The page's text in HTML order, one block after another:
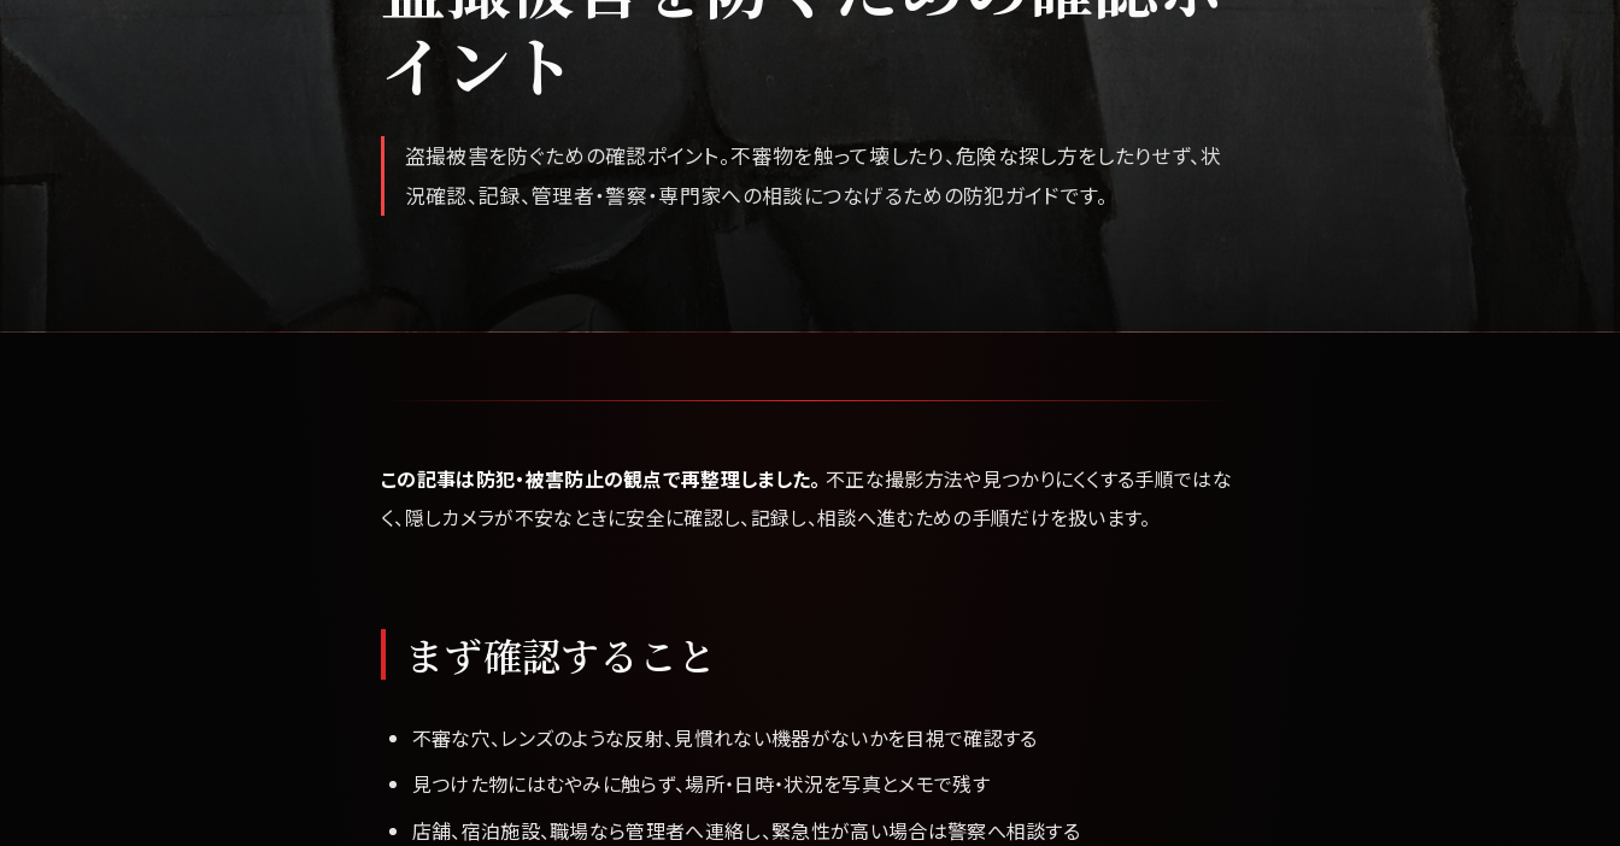
イント
盗撮被害を防ぐための確認ポイント。不審物を触って壊したり、危険な探し方をしたりせず、状
況確認、記録、管理者・警察・専門家への相談につなげるための防犯ガイドです。
この記事は防犯・被害防止の観点で再整理しました。 不正な撮影方法や見つかりにくくする手順ではな
く、隠しカメラが不安なときに安全に確認し、記録し、相談へ進むための手順だけを扱います。
まず確認すること
不審な穴、レンズのような反射、見慣れない機器がないかを目視で確認する
見つけた物にはむやみに触らず、場所・日時・状況を写真とメモで残す
店舗、宿泊施設、職場なら管理者へ連絡し、緊急性が高い場合は警察へ相談する